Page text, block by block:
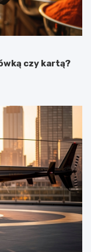
czy kartą?